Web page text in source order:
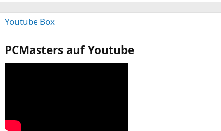
Youtube Box
PCMasters auf Youtube